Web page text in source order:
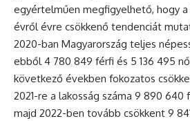
egyértelműen megfigyelhető, hogy
évről évre csökkenő tendenciát
2020-ban Magyarország teljes
ebből 4 780 849 férfi és 5 136 495
következő években fokozatos
2021-re a lakosság száma 9 890
majd 2022-ben tovább csökkent 9